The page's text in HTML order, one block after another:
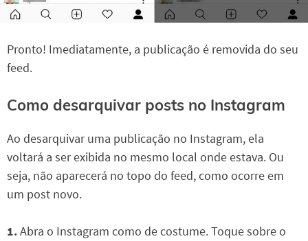
Pronto! Imediatamente, a publicação é removida do seu
feed.
Como desarquivar posts no Instagram
Ao desarquivar uma publicação no Instagram, ela
voltará a ser exibida no mesmo local onde estava. Ou
seja, não aparecerá no topo do feed, como ocorre em
um post novo.
1.Abra o Instagram como de costume. Toque sobre o